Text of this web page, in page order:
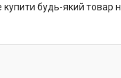
купити будь-який товар